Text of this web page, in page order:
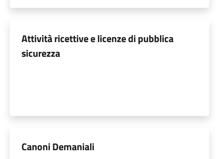
Attività ricettive e licenze di pubblica
sicurezza
Canoni Demaniali